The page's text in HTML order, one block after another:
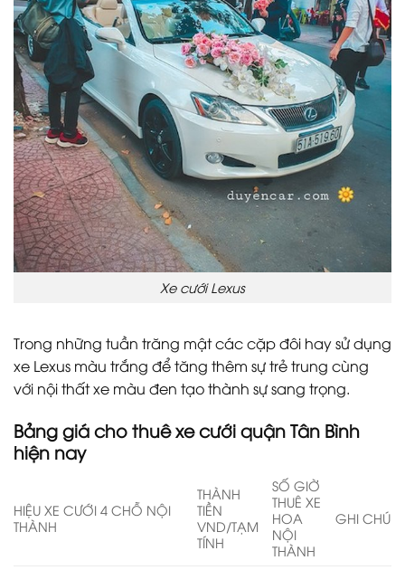
Xe cưới Lexus
Trong những tuần trăng mật các cặp đôi hay sử dụng
xe Lexus màu trắng để tăng thêm sự trẻ trung cùng
với nội thất xe màu đen tạo thành sự sang trọng.
Bảng giá cho thuê xe cưới quận Tân Bình
hiện nay
HIỆU XE CƯỚI 4 CHỖ NỘI
THÀNH
THÀNH
TIỀN
VND/TẠM
TÍNH
SỐ GIỜ
THUÊ XE
HOA
NỘI
THÀNH
GHI CHÚ